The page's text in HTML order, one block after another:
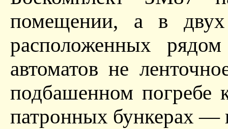
помещении, а в двух
расположенных
автоматов не
подбашенном
патронных бункерах —